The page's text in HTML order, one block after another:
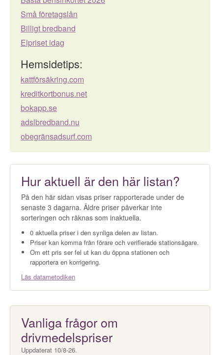
Små företagslån
Billigt bredband
Elpriset idag
Hemsidetips:
kattförsäkring.com
kreditkortbonus.net
bokapp.se
adslbredband.nu
obegränsadsurf.com
Hur aktuell är den här listan?
På den här sidan visas priser rapporterade under de
senaste 3 dagarna. Äldre priser påverkar inte
sorteringen och räknas som inaktuella.
0 aktuella priser i den synliga delen av listan.
Priser kan komma från förare och verifierade stationsägare.
Om ett pris ser fel ut kan du öppna stationen och
rapportera en korrigering.
Läs datametodiken
Vanliga frågor om
drivmedelspriser
Uppdaterat 10/8-26.